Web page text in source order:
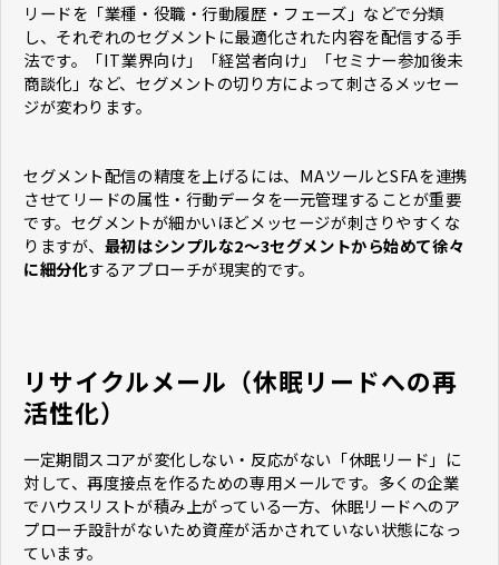
リードを「業種・役職・行動履歴・フェーズ」などで分類
し、それぞれのセグメントに最適化された内容を配信する手
法です。「IT業界向け」「経営者向け」「セミナー参加後未
商談化」など、セグメントの切り方によって刺さるメッセー
ジが変わります。
セグメント配信の精度を上げるには、MAツールとSFAを連携
させてリードの属性・行動データを一元管理することが重要
です。セグメントが細かいほどメッセージが刺さりやすくな
りますが、 最初はシンプルな2〜3セグメントから始めて徐々
に細分化するアプローチが現実的です。
リサイクルメール（休眠リードへの再
活性化）
一定期間スコアが変化しない・反応がない「休眠リード」に
対して、再度接点を作るための専用メールです。多くの企業
でハウスリストが積み上がっている一方、休眠リードへのア
プローチ設計がないため資産が活かされていない状態になっ
ています。